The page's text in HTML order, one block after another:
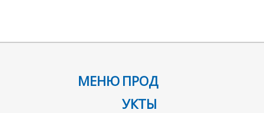
МЕНЮ ПРОД
УКТЫ